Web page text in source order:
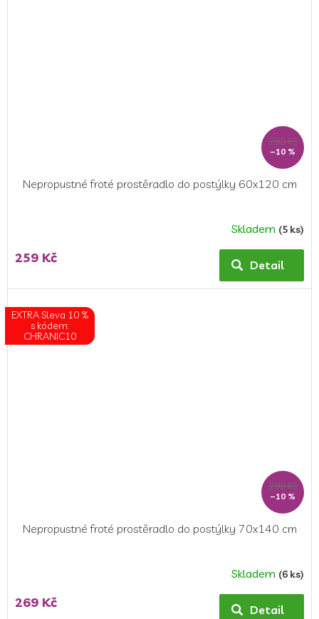
289 Kč
–10 %
Nepropustné froté prostěradlo do postýlky 60x120 cm
produktu
5,0
z
hvězdiček.
Skladem (5 ks)
259 Kč Detail
EXTRA Sleva 10 %
s kódem:
CHRANIC10
299 Kč
–10 %
Nepropustné froté prostěradlo do postýlky 70x140 cm
produktu
Skladem (6 ks)
269 Kč Detail